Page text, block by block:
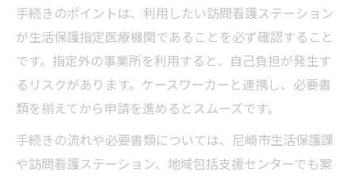
手続きのポイントは、利用したい訪問看護ステーション
が生活保護指定医療機関であることを必ず確認すること
です。指定外の事業所を利用すると、自己負担が発生す
るリスクがあります。ケースワーカーと連携し、必要書
類を揃えてから申請を進めるとスムーズです。
手続きの流れや必要書類については、尼崎市生活保護課
や訪問看護ステーション、地域包括支援センターでも案